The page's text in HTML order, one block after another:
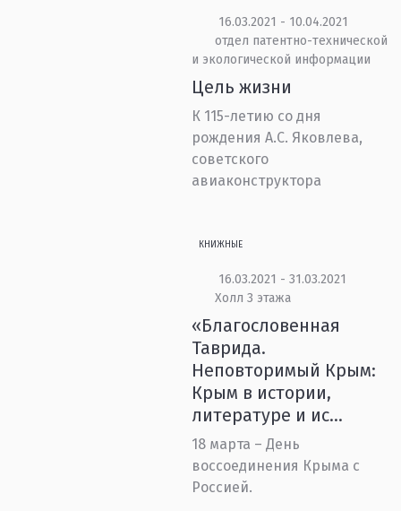
16.03.2021 - 10.04.2021
отдел патентно-технической
и экологической информации
Цель жизни
К 115-летию со дня
рождения А.С. Яковлева,
советского
авиаконструктора
КНИЖНЫЕ
16.03.2021 - 31.03.2021
Холл 3 этажа
«Благословенная
Таврида.
Неповторимый Крым:
Крым в истории,
литературе и ис...
18 марта – День
воссоединения Крыма с
Россией.